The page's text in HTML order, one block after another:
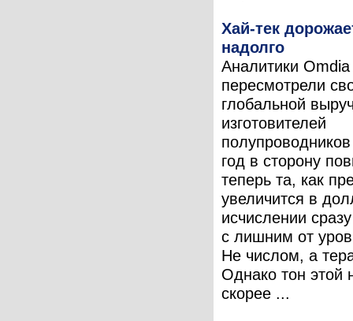
Хай-тек
надолго
Аналитики
пересмотрели
глобальной
изготовителей
год в сторону
теперь та, как
увеличится в
исчислении
с лишним от
Не числом, а
Однако тон этой
скорее ...